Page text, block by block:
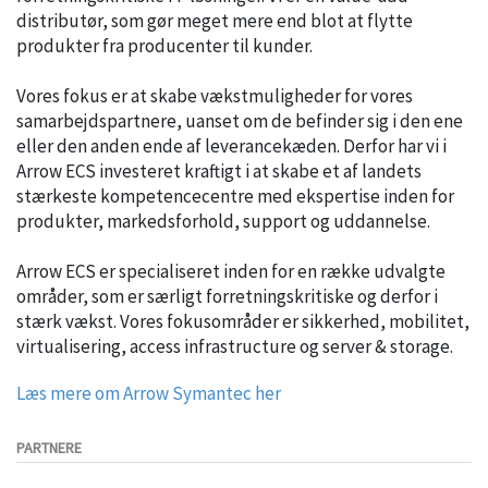
distributør, som gør meget mere end blot at flytte
produkter fra producenter til kunder.
Vores fokus er at skabe vækstmuligheder for vores
samarbejdspartnere, uanset om de befinder sig i den ene
eller den anden ende af leverancekæden. Derfor har vi i
Arrow ECS investeret kraftigt i at skabe et af landets
stærkeste kompetencecentre med ekspertise inden for
produkter, markedsforhold, support og uddannelse.
Arrow ECS er specialiseret inden for en række udvalgte
områder, som er særligt forretningskritiske og derfor i
stærk vækst. Vores fokusområder er sikkerhed, mobilitet,
virtualisering, access infrastructure og server & storage.
Læs mere om Arrow Symantec her
PARTNERE